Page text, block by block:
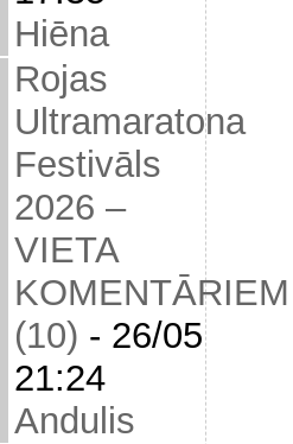
Hiēna
Rojas
Ultramaratona
Festivāls
2026 –
VIETA
KOMENTĀRIEM
(10) - 26/05
21:24
Andulis